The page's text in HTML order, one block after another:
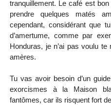
tranquillement. Le café est bon
prendre quelques matés
cependant, considérant que
d’amertume, comme par
Honduras, je n’ai pas voulu
amères.
Tu vas avoir besoin d’un
exorcismes à la Maison
fantômes, car ils risquent fort